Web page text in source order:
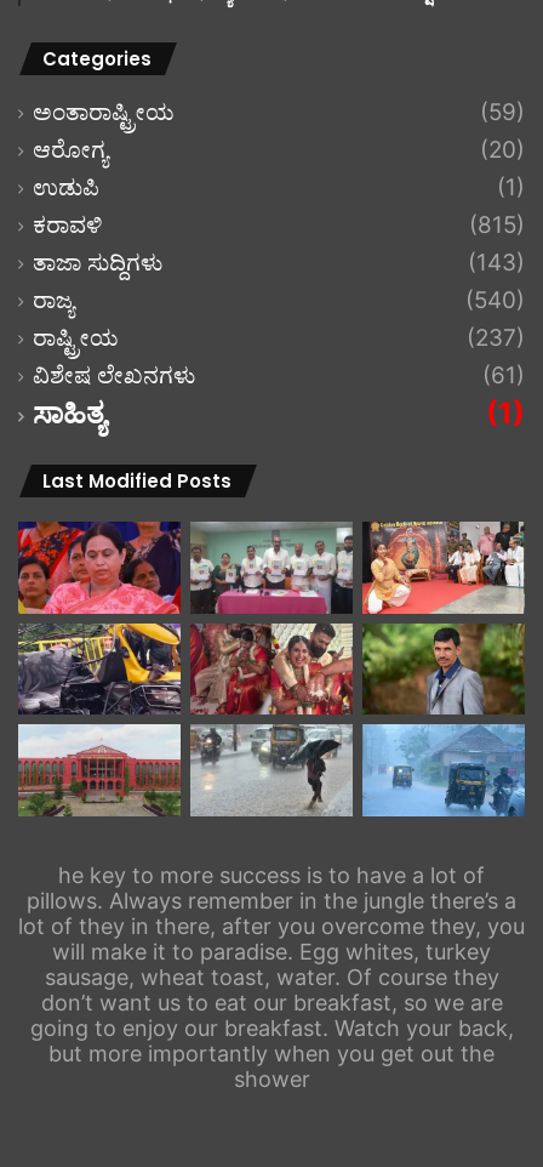
Categories
ಅಂತಾರಾಷ್ಟ್ರೀಯ
(59)
ಆರೋಗ್ಯ
(20)
ಉಡುಪಿ
(1)
ಕರಾವಳಿ
(815)
ತಾಜಾ ಸುದ್ದಿಗಳು
(143)
ರಾಜ್ಯ
(540)
ರಾಷ್ಟ್ರೀಯ
(237)
ವಿಶೇಷ ಲೇಖನಗಳು
(61)
ಸಾಹಿತ್ಯ (1)
Last Modified Posts
he key to more success is to have a lot of
pillows. Always remember in the jungle there’s a
lot of they in there, after you overcome they, you
will make it to paradise. Egg whites, turkey
sausage, wheat toast, water. Of course they
don’t want us to eat our breakfast, so we are
going to enjoy our breakfast. Watch your back,
but more importantly when you get out the
shower